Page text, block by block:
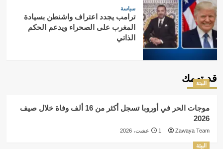
سياسة
ترامب يجدد اعتراف واشنطن بسيادة
المغرب على الصحراء ويدعم الحكم
الذاتي
قد تهمك
البيئة
موجات الحر في أوروبا تسجل أكثر من 16 ألف وفاة خلال صيف
2026
Zawaya Team 1 غشت، 2026
البيئة